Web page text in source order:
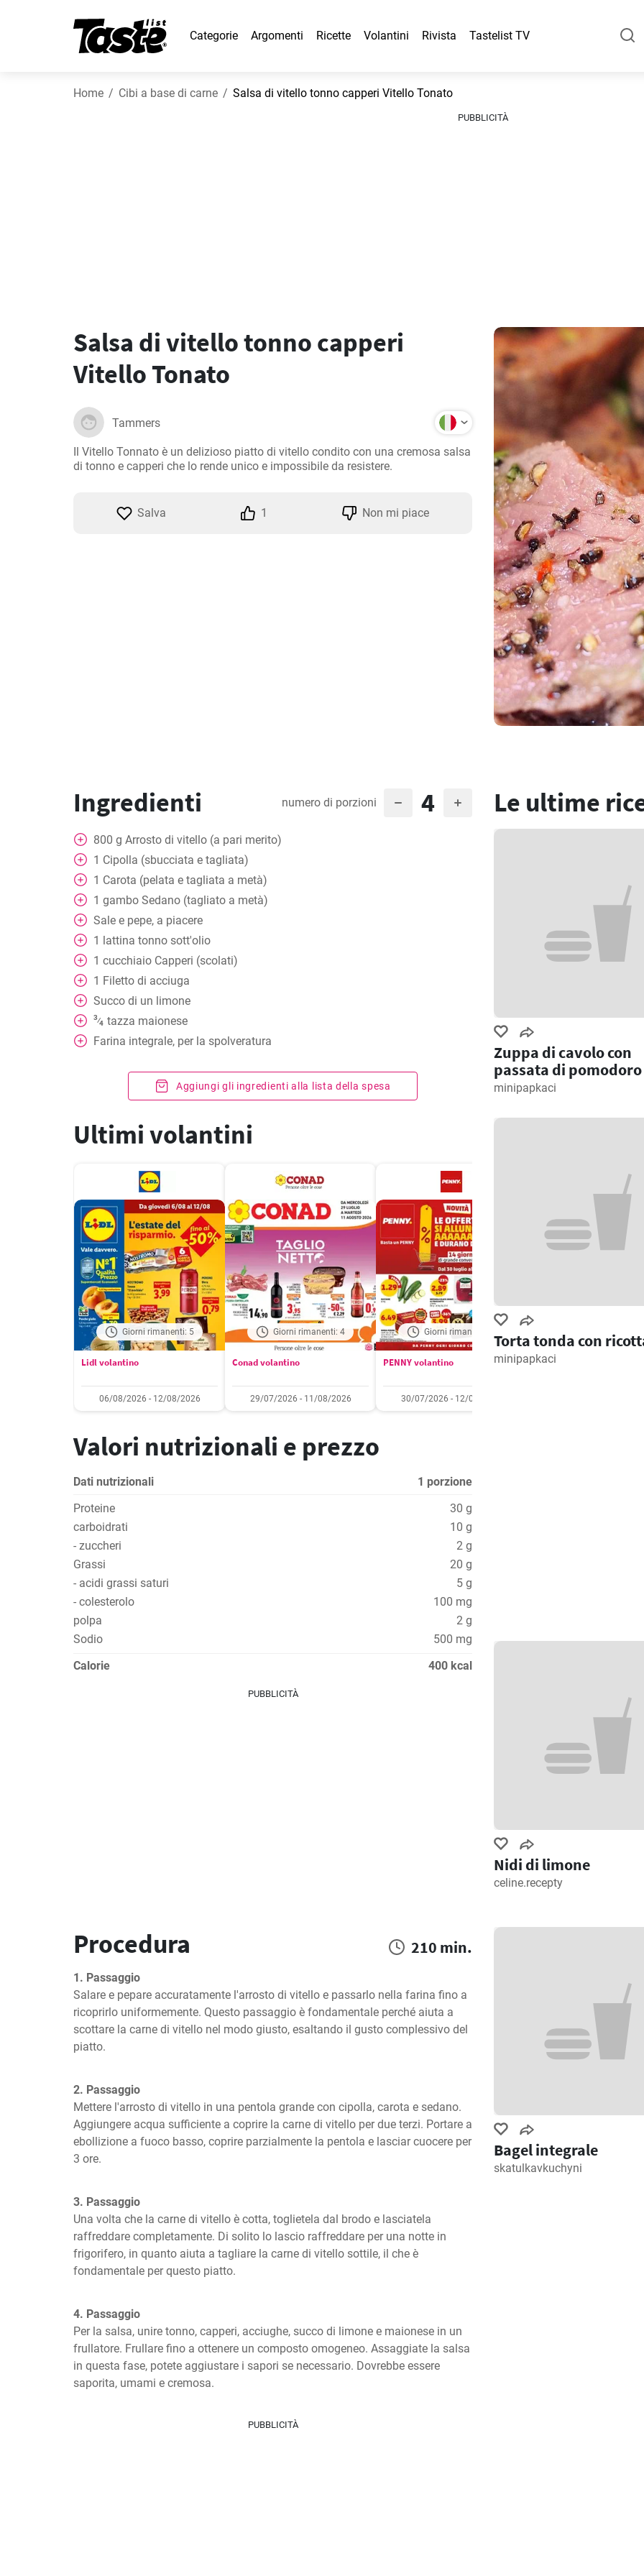
Categorie Argomenti Ricette Volantini Rivista Tastelist TV
Home Cibi a base di carne Salsa di vitello tonno capperi Vitello Tonato
PUBBLICITÀ
Salsa di vitello tonno capperi
Vitello Tonato
Tammers
Il Vitello Tonnato è un delizioso piatto di vitello condito con una cremosa salsa
di tonno e capperi che lo rende unico e impossibile da resistere.
Salva 1 Non mi piace
Ingredienti numero di porzioni 4
800 g Arrosto di vitello (a pari merito)
1 Cipolla (sbucciata e tagliata)
1 Carota (pelata e tagliata a metà)
1 gambo Sedano (tagliato a metà)
Sale e pepe, a piacere
1 lattina tonno sott'olio
1 cucchiaio Capperi (scolati)
1 Filetto di acciuga
Succo di un limone
3⁄4 tazza maionese
Farina integrale, per la spolveratura
Aggiungi gli ingredienti alla lista della spesa
Ultimi volantini
Giorni rimanenti: 5
Lidl volantino
06/08/2026 - 12/08/2026
Giorni rimanenti: 4
Conad volantino
29/07/2026 - 11/08/2026
Giorni rimanenti: 5
PENNY volantino
30/07/2026 - 12/08/2026
Giorni rimanenti: 2
Aldi volantino
Valori nutrizionali e prezzo
Dati nutrizionali
1 porzione
Proteine
30 g
carboidrati
10 g
- zuccheri
2 g
Grassi
20 g
- acidi grassi saturi
5 g
- colesterolo
100 mg
polpa
2 g
Sodio
500 mg
Calorie
400 kcal
PUBBLICITÀ
Procedura 210 min.
1. Passaggio
Salare e pepare accuratamente l'arrosto di vitello e passarlo nella farina fino a
ricoprirlo uniformemente. Questo passaggio è fondamentale perché aiuta a
scottare la carne di vitello nel modo giusto, esaltando il gusto complessivo del
piatto.
2. Passaggio
Mettere l'arrosto di vitello in una pentola grande con cipolla, carota e sedano.
Aggiungere acqua sufficiente a coprire la carne di vitello per due terzi. Portare a
ebollizione a fuoco basso, coprire parzialmente la pentola e lasciar cuocere per
3 ore.
3. Passaggio
Una volta che la carne di vitello è cotta, toglietela dal brodo e lasciatela
raffreddare completamente. Di solito lo lascio raffreddare per una notte in
frigorifero, in quanto aiuta a tagliare la carne di vitello sottile, il che è
fondamentale per questo piatto.
4. Passaggio
Per la salsa, unire tonno, capperi, acciughe, succo di limone e maionese in un
frullatore. Frullare fino a ottenere un composto omogeneo. Assaggiate la salsa
in questa fase, potete aggiustare i sapori se necessario. Dovrebbe essere
saporita, umami e cremosa.
PUBBLICITÀ
Le ultime
Zuppa di cavolo con
passata di pomodoro
minipapkaci
Torta tonda con
minipapkaci
Nidi di limone
celine.recepty
Bagel integrale
skatulkavkuchyni